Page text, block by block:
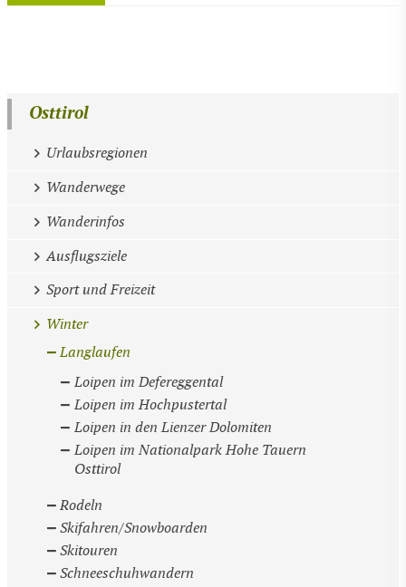
Osttirol
Urlaubsregionen
Wanderwege
Wanderinfos
Ausflugsziele
Sport und Freizeit
Winter
Langlaufen
Loipen im Defereggental
Loipen im Hochpustertal
Loipen in den Lienzer Dolomiten
Loipen im Nationalpark Hohe Tauern
Osttirol
Rodeln
Skifahren/Snowboarden
Skitouren
Schneeschuhwandern